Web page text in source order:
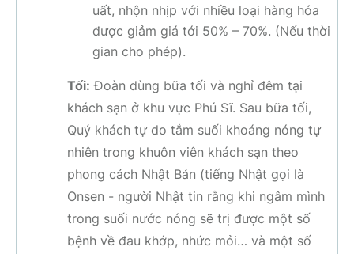
uất, nhộn nhịp với nhiều loại hàng hóa
được giảm giá tới 50% – 70%. (Nếu thời
gian cho phép).
Tối: Đoàn dùng bữa tối và nghỉ đêm tại
khách sạn ở khu vực Phú Sĩ. Sau bữa tối,
Quý khách tự do tắm suối khoáng nóng tự
nhiên trong khuôn viên khách sạn theo
phong cách Nhật Bản (tiếng Nhật gọi là
Onsen - người Nhật tin rằng khi ngâm mình
trong suối nước nóng sẽ trị được một số
bệnh về đau khớp, nhức mỏi… và một số